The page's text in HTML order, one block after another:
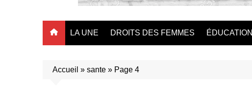
LA UNE DROITS DES FEMMES ÉDUCATION
Accueil » sante » Page 4